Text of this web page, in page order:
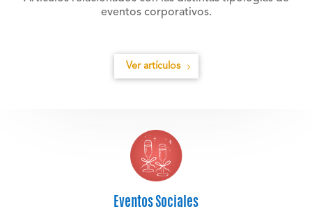
eventos corporativos.
Ver artículos
Eventos Sociales